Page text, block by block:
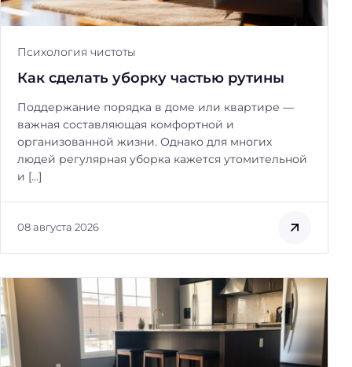
Психология чистоты
Как сделать уборку частью рутины
Поддержание порядка в доме или квартире —
важная составляющая комфортной и
организованной жизни. Однако для многих
людей регулярная уборка кажется утомительной
и […]
08 августа 2026